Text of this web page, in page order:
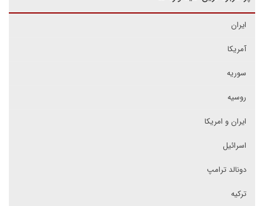
ایران
آمریکا
سوریه
روسیه
ایران و امریکا
اسرائیل
دونالد ترامپ
ترکیه